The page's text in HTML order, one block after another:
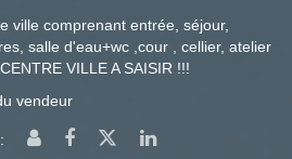
ville comprenant entrée, séjour,
salle d'eau+wc ,cour , cellier, atelier
VILLE A SAISIR !!!
vendeur